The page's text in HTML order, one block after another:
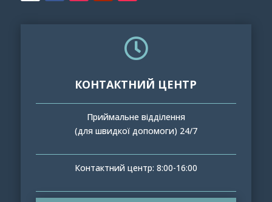

КОНТАКТНИЙ ЦЕНТР
Приймальне відділення
(для швидкої допомоги) 24/7
Контактний центр: 8:00-16:00